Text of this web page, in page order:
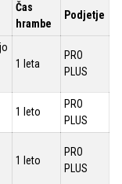
Čas
hrambe
Podjetje
1 leta
PRO
PLUS
1 leto
PRO
PLUS
1 leto
PRO
PLUS